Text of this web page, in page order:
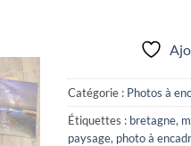
Catégorie : Photos à
Étiquettes : bretagne,
paysage, photo à